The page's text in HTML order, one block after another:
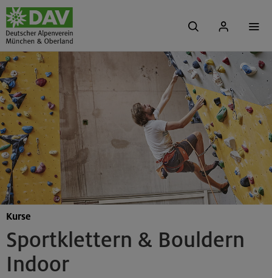
Sportklettern & Bouldern
Indoor
Kurse